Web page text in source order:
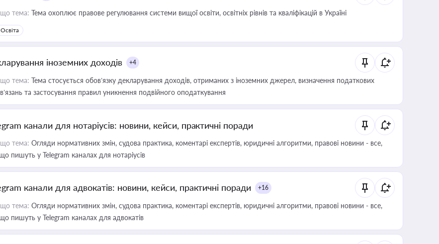
тема: Тема охоплює правове регулювання системи вищої освіти, освітніх рівнів та кваліфікацій в Україні
Освіта
іноземних доходів +4
тема: Тема стосується обов’язку декларування доходів, отриманих з іноземних джерел, визначення податкових
та застосування правил уникнення подвійного оподаткування
канали для нотаріусів: новини, кейси, практичні поради
тема: Огляди нормативних змін, судова практика, коментарі експертів, юридичні алгоритми, правові новини - все,
пишуть у Telegram каналах для нотаріусів
канали для адвокатів: новини, кейси, практичні поради +16
тема: Огляди нормативних змін, судова практика, коментарі експертів, юридичні алгоритми, правові новини - все,
пишуть у Telegram каналах для адвокатів